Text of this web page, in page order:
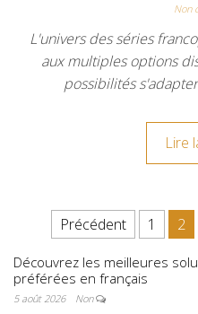
Non
L'univers des séries
aux multiples options
possibilités
Lire
Pagination
Précédent 1 2
Découvrez les meilleures
préférées en français
5 août 2026 Non